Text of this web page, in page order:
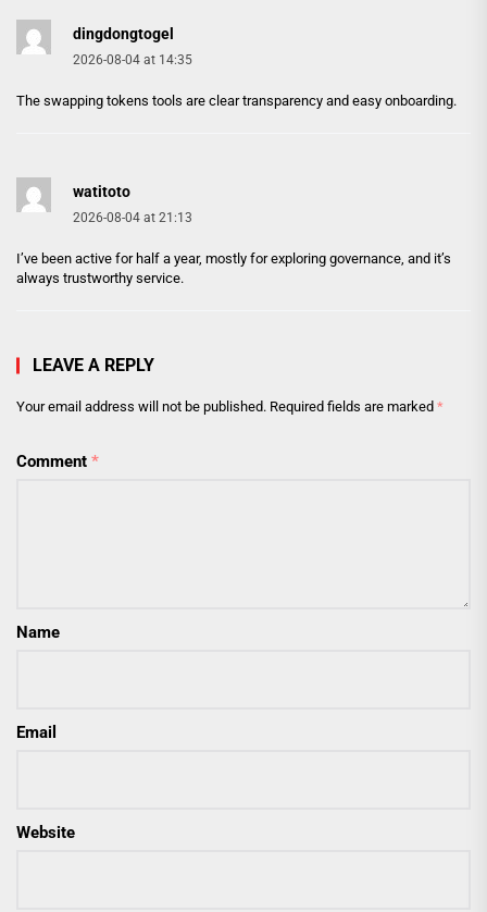
dingdongtogel
2026-08-04 at 14:35
The swapping tokens tools are clear transparency and easy onboarding.
watitoto
2026-08-04 at 21:13
I’ve been active for half a year, mostly for exploring governance, and it’s
always trustworthy service.
LEAVE A REPLY
Your email address will not be published. Required fields are marked *
Comment *
Name
Email
Website